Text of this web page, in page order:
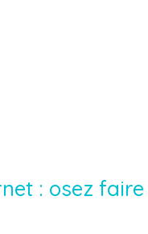
: osez